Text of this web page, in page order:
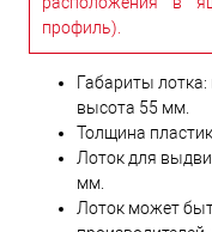
профиль).
Габариты
высота 55 мм.
Толщина
Лоток для
мм.
Лоток может